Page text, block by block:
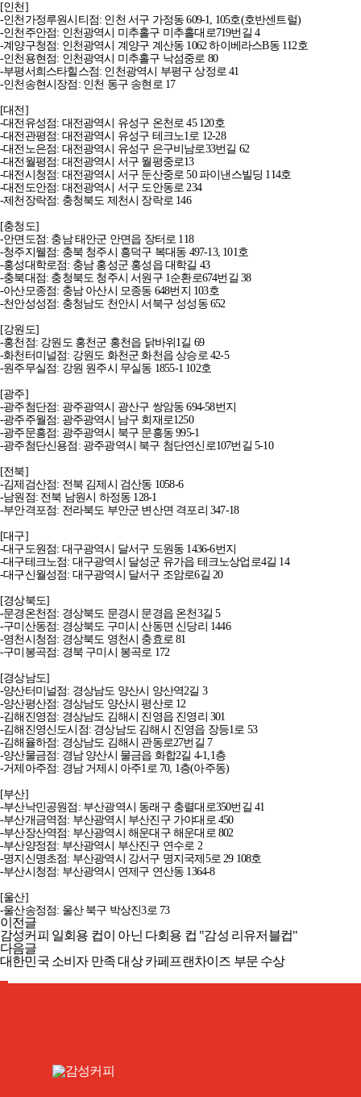
[인천]
-인천가정루원시티점: 인천 서구 가정동 609-1, 105호(호반센트럴)
-인천주안점: 인천광역시 미추홀구 미추홀대로719번길 4
-계양구청점: 인천광역시 계양구 계산동 1062 하이베라스B동 112호
-인천용현점: 인천광역시 미추홀구 낙섬중로 80
-부평서희스타힐스점: 인천광역시 부평구 상정로 41
-인천송현시장점: 인천 동구 송현로 17
[대전]
-대전유성점: 대전광역시 유성구 온천로 45 120호
-대전관평점: 대전광역시 유성구 테크노1로 12-28
-대전노은점: 대전광역시 유성구 은구비남로33번길 62
-대전월평점: 대전광역시 서구 월평중로13
-대전시청점: 대전광역시 서구 둔산중로 50 파이낸스빌딩 114호
-대전도안점: 대전광역시 서구 도안동로 234
-제천장락점: 충청북도 제천시 장락로 146
[충청도]
-안면도점: 충남 태안군 안면읍 장터로 118
-청주지웰점: 충북 청주시 흥덕구 복대동 497-13, 101호
-홍성대학로점: 충남 홍성군 홍성읍 대학길 43
-충북대점: 충청북도 청주시 서원구 1순환로674번길 38
-아산모종점: 충남 아산시 모종동 648번지 103호
-천안성성점: 충청남도 천안시 서북구 성성동 652
[강원도]
-홍천점: 강원도 홍천군 홍천읍 닭바위1길 69
-화천터미널점: 강원도 화천군 화천읍 상승로 42-5
-원주무실점: 강원 원주시 무실동 1855-1 102호
[광주]
-광주첨단점: 광주광역시 광산구 쌍암동 694-58번지
-광주주월점: 광주광역시 남구 회재로1250
-광주문흥점: 광주광역시 북구 문흥동 995-1
-광주첨단신용점: 광주광역시 북구 첨단연신로107번길 5-10
[전북]
-김제검산점: 전북 김제시 검산동 1058-6
-남원점: 전북 남원시 하정동 128-1
-부안격포점: 전라북도 부안군 변산면 격포리 347-18
[대구]
-대구도원점: 대구광역시 달서구 도원동 1436-6번지
-대구테크노점: 대구광역시 달성군 유가읍 테크노상업로4길 14
-대구신월성점: 대구광역시 달서구 조암로6길 20
[경상북도]
-문경온천점: 경상북도 문경시 문경읍 온천3길 5
-구미산동점: 경상북도 구미시 산동면 신당리 1446
-영천시청점: 경상북도 영천시 충효로 81
-구미봉곡점: 경북 구미시 봉곡로 172
[경상남도]
-양산터미널점: 경상남도 양산시 양산역2길 3
-양산평산점: 경상남도 양산시 평산로 12
-김해진영점: 경상남도 김해시 진영읍 진영리 301
-김해진영신도시점: 경상남도 김해시 진영읍 장등1로 53
-김해율하점: 경상남도 김해시 관동로27번길 7
-양산물금점: 경남 양산시 물금읍 화합2길 4-1,1층
-거제아주점: 경남 거제시 아주1로 70, 1층(아주동)
[부산]
-부산낙민공원점: 부산광역시 동래구 충렬대로350번길 41
-부산개금역점: 부산광역시 부산진구 가야대로 450
-부산장산역점: 부산광역시 해운대구 해운대로 802
-부산양정점: 부산광역시 부산진구 연수로 2
-명지신명초점: 부산광역시 강서구 명지국제5로 29 108호
-부산시청점: 부산광역시 연제구 연산동 1364-8
[울산]
-울산송정점: 울산 북구 박상진3로 73
이전글
감성커피 일회용 컵이 아닌 다회용 컵 "감성 리유저블컵"
다음글
대한민국 소비자 만족 대상 카페프랜차이즈 부문 수상